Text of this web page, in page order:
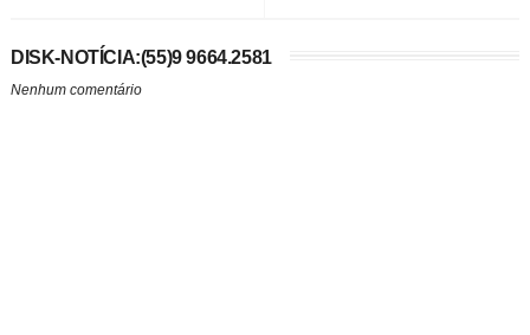
DISK-NOTÍCIA:(55)9 9664.2581
Nenhum comentário